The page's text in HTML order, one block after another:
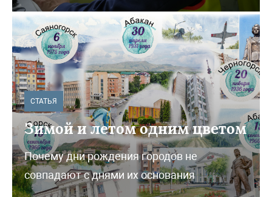
СТАТЬЯ
Зимой и летом одним цветом
Почему дни рождения городов не
совпадают с днями их основания